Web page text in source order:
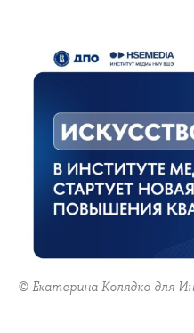
© Екатерина Колядко для